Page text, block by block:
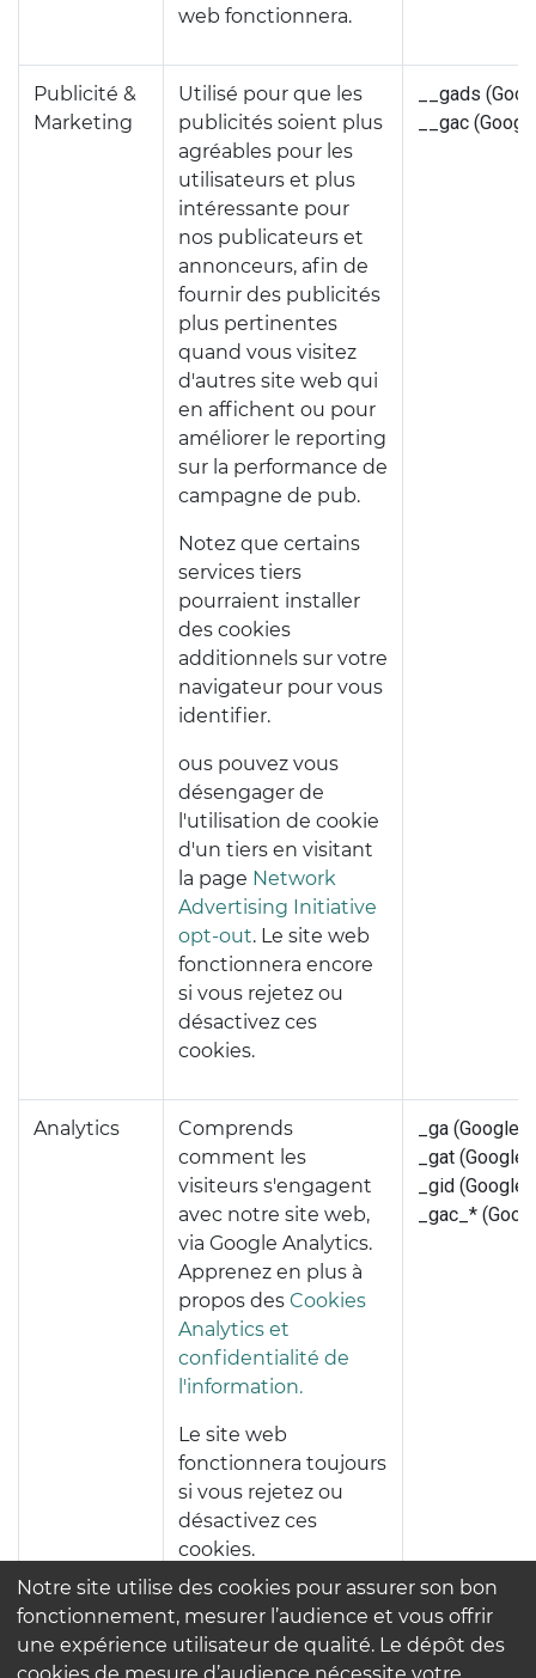
web fonctionnera.
Publicité &
Marketing
Utilisé pour que les
publicités soient plus
agréables pour les
utilisateurs et plus
intéressante pour
nos publicateurs et
annonceurs, afin de
fournir des publicités
plus pertinentes
quand vous visitez
d'autres site web qui
en affichent ou pour
améliorer le reporting
sur la performance de
campagne de pub.
Notez que certains
services tiers
pourraient installer
des cookies
additionnels sur votre
navigateur pour vous
identifier.
ous pouvez vous
désengager de
l'utilisation de cookie
d'un tiers en visitant
la page Network
Advertising Initiative
opt-out. Le site web
fonctionnera encore
si vous rejetez ou
désactivez ces
cookies.
__gads
__gac
Analytics
Comprends
comment les
visiteurs s'engagent
avec notre site web,
via Google Analytics.
Apprenez en plus à
propos des Cookies
Analytics et
confidentialité de
l'information.
Le site web
fonctionnera toujours
si vous rejetez ou
désactivez ces
cookies.
_ga (Google)
_gat (Google)
_gid (Google)
_gac_*
Vous pouvez choisir que votre ordinateur vous
prévienne chaque fois qu'un cookie est envoyé, ou
Notre site utilise des cookies pour assurer son bon
fonctionnement, mesurer l’audience et vous offrir
une expérience utilisateur de qualité. Le dépôt des